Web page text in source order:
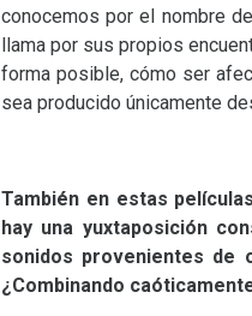
conocemos por el nombre
llama por sus propios
forma posible, cómo ser
sea producido únicamente
También en estas
hay una yuxtaposición
sonidos provenientes de
¿Combinando